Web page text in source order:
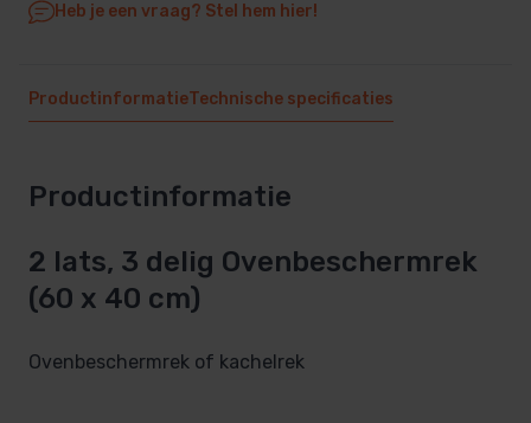
Heb je een vraag? Stel hem hier!
ProductinformatieTechnische specificaties
Productinformatie
2 lats, 3 delig Ovenbeschermrek
(60 x 40 cm)
Ovenbeschermrek of kachelrek